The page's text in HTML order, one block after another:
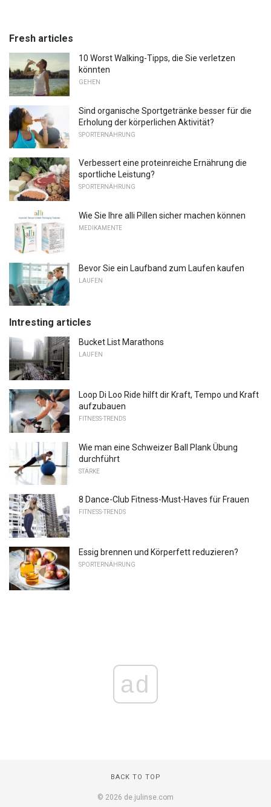
Fresh articles
10 Worst Walking-Tipps, die Sie verletzen
könnten
GEHEN
Sind organische Sportgetränke besser für die
Erholung der körperlichen Aktivität?
SPORTERNÄHRUNG
Verbessert eine proteinreiche Ernährung die
sportliche Leistung?
SPORTERNÄHRUNG
Wie Sie Ihre alli Pillen sicher machen können
MEDIKAMENTE
Bevor Sie ein Laufband zum Laufen kaufen
LAUFEN
Intresting articles
Bucket List Marathons
LAUFEN
Loop Di Loo Ride hilft dir Kraft, Tempo und Kraft
aufzubauen
FITNESS-TRENDS
Wie man eine Schweizer Ball Plank Übung
durchführt
STÄRKE
8 Dance-Club Fitness-Must-Haves für Frauen
FITNESS-TRENDS
Essig brennen und Körperfett reduzieren?
SPORTERNÄHRUNG
ad
BACK TO TOP
© 2026 de.julinse.com